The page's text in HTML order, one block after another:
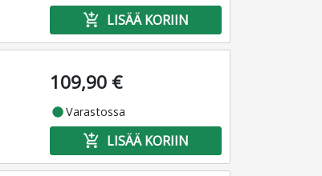
add_shopping_cart LISÄÄ KORIIN
109,90 €
fiber_manual_recordVarastossa
add_shopping_cart LISÄÄ KORIIN